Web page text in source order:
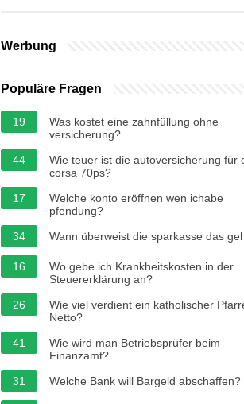
Werbung
Populäre Fragen
19
Was kostet eine zahnfüllung ohne
versicherung?
44
Wie teuer ist die autoversicherung für
corsa 70ps?
17
Welche konto eröffnen wen ichabe
pfendung?
34
Wann überweist die sparkasse das
16
Wo gebe ich Krankheitskosten in der
Steuererklärung an?
26
Wie viel verdient ein katholischer
Netto?
41
Wie wird man Betriebsprüfer beim
Finanzamt?
31
Welche Bank will Bargeld abschaffen?